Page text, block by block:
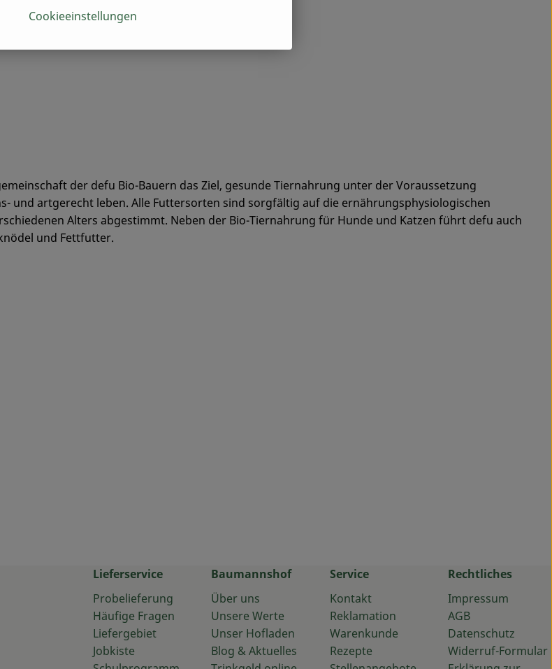
der defu Bio-Bauern das Ziel, gesunde Tiernahrung unter der Voraussetzung
und artgerecht leben. Alle Futtersorten sind sorgfältig auf die ernährungsphysiologischen
Alters abgestimmt. Neben der Bio-Tiernahrung für Hunde und Katzen führt defu auch
und Fettfutter.
Lieferservice
Probelieferung
Häufige Fragen
Liefergebiet
Jobkiste
Baumannshof
Über uns
Unsere Werte
Unser Hofladen
Blog & Aktuelles
Service
Kontakt
Reklamation
Warenkunde
Rezepte
Rechtliches
Impressum
AGB
Datenschutz
Widerruf-Formular
Cookieeinstellungen